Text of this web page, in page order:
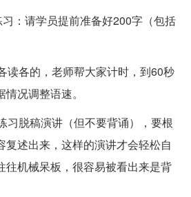
：请学员提前准备好200字（包括
读各的，老师帮大家计时，到60秒
况调整语速。
习脱稿演讲（但不要背诵），要根
复述出来，这样的演讲才会轻松自
往机械呆板，很容易被看出来是背